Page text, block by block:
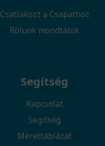
Csatlakozz a Csapathoz
Rólunk mondtátok
Segítség
Kapcsolat
Segítség
Mérettáblázat